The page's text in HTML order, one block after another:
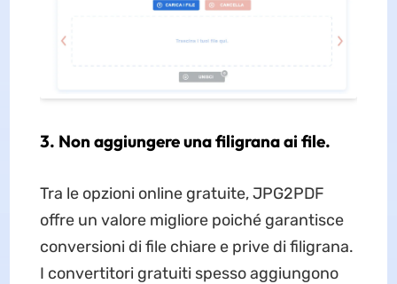
3. Non aggiungere una filigrana ai file.
Tra le opzioni online gratuite, JPG2PDF
offre un valore migliore poiché garantisce
conversioni di file chiare e prive di filigrana.
I convertitori gratuiti spesso aggiungono